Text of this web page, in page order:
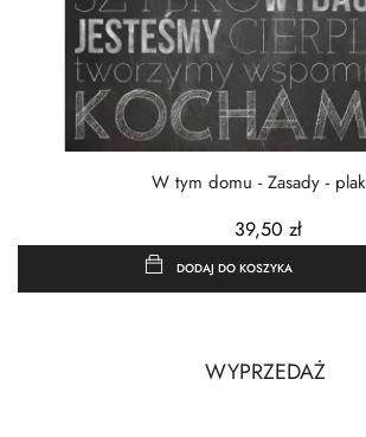
W tym domu - Zasady -
39,50 zł
DODAJ DO KOSZYKA
WYPRZEDAŻ